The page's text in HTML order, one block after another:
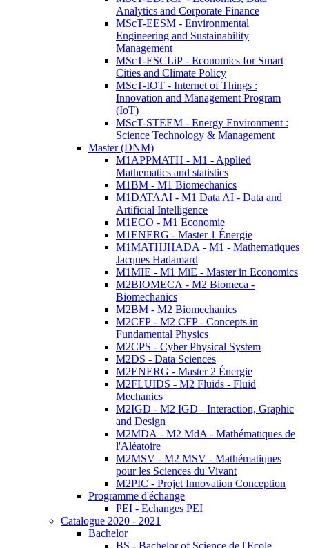
Analytics and Corporate Finance
MScT-EESM - Environmental
Engineering and Sustainability
Management
MScT-ESCLiP - Economics for Smart
Cities and Climate Policy
MScT-IOT - Internet of Things :
Innovation and Management Program
(IoT)
MScT-STEEM - Energy Environment :
Science Technology & Management
Master (DNM)
M1APPMATH - M1 - Applied
Mathematics and statistics
M1BM - M1 Biomechanics
M1DATAAI - M1 Data AI - Data and
Artificial Intelligence
M1ECO - M1 Economie
M1ENERG - Master 1 Énergie
M1MATHJHADA - M1 - Mathematiques
Jacques Hadamard
M1MIE - M1 MiE - Master in Economics
M2BIOMECA - M2 Biomeca -
Biomechanics
M2BM - M2 Biomechanics
M2CFP - M2 CFP - Concepts in
Fundamental Physics
M2CPS - Cyber Physical System
M2DS - Data Sciences
M2ENERG - Master 2 Énergie
M2FLUIDS - M2 Fluids - Fluid
Mechanics
M2IGD - M2 IGD - Interaction, Graphic
and Design
M2MDA - M2 MdA - Mathématiques de
l'Aléatoire
M2MSV - M2 MSV - Mathématiques
pour les Sciences du Vivant
M2PIC - Projet Innovation Conception
Programme d'échange
PEI - Echanges PEI
Catalogue 2020 - 2021
Bachelor
BS - Bachelor of Science de l'Ecole